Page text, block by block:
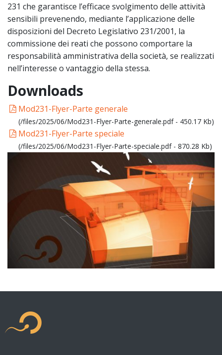
231 che garantisce l’efficace svolgimento delle attività
sensibili prevenendo, mediante l’applicazione delle
disposizioni del Decreto Legislativo 231/2001, la
commissione dei reati che possono comportare la
responsabilità amministrativa della società, se realizzati
nell’interesse o vantaggio della stessa.
Downloads
Mod231-Flyer-Parte generale
(/files/2025/06/Mod231-Flyer-Parte-generale.pdf - 450.17 Kb)
Mod231-Flyer-Parte speciale
(/files/2025/06/Mod231-Flyer-Parte-speciale.pdf - 870.28 Kb)